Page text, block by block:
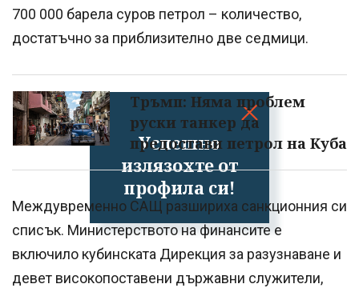
Успешно
излязохте от
профила си!
700 000 барела суров петрол – количество,
достатъчно за приблизително две седмици.
Тръмп: Няма проблем
руски танкер да
предостави петрол на Куба
Междувременно САЩ разшириха санкционния си
списък. Министерството на финансите е
включило кубинската Дирекция за разузнаване и
девет високопоставени държавни служители,